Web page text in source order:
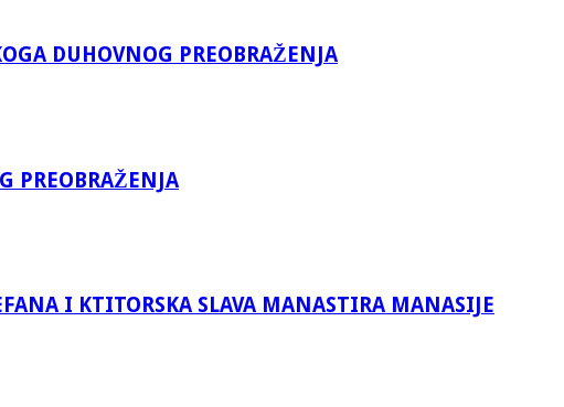
DUHOVNOG PREOBRAŽENJA
PREOBRAŽENJA
I KTITORSKA SLAVA MANASTIRA MANASIJE